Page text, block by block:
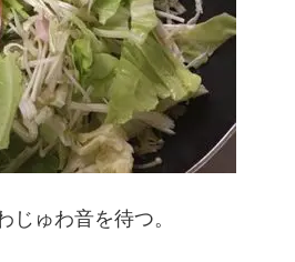
じゅわ音を待つ。